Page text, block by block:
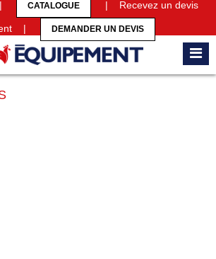
| CATALOGUE | Recevez un devis
| DEMANDER UN DEVIS